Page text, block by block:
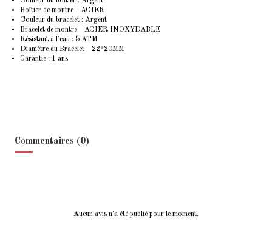
Boîtier de montre ACIER
Couleur du bracelet : Argent
Bracelet de montre ACIER INOXYDABLE
Résistant à l'eau : 5 ATM
Diamètre du Bracelet 22*20MM
Garantie : 1 ans
Commentaires (0)
Aucun avis n'a été publié pour le moment.